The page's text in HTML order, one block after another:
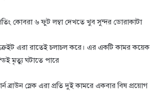
কোবরা ৬ ফুট লম্বা দেখতে খুব সুন্দর ডোরাকাটা
এরা রাতেই চলাচল করে। এর একটি কামর কয়েক
মৃত্যু ঘটাতে পারে
ব্রাউন স্নেক এরা প্রতি দুই কামরে একবার বিষ প্রয়োগ